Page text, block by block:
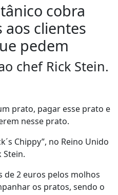
cobra
aos clientes
pedem
chef Rick Stein.
prato, pagar esse prato e
nesse prato.
Chippy”, no Reino Unido
Stein.
de 2 euros pelos molhos
os pratos, sendo o